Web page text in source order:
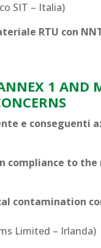
SIT – Italia)
RTU con
1 AND
e conseguenti
compliance to the
contamination
Limited – Irlanda)